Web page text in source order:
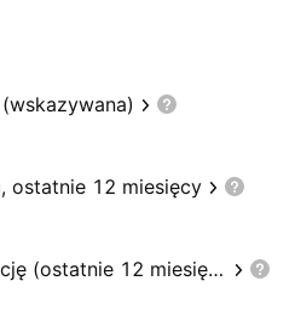
ostatnie 12 miesięcy
Podstawowy zysk na akcję (ostatnie 12 miesięcy)